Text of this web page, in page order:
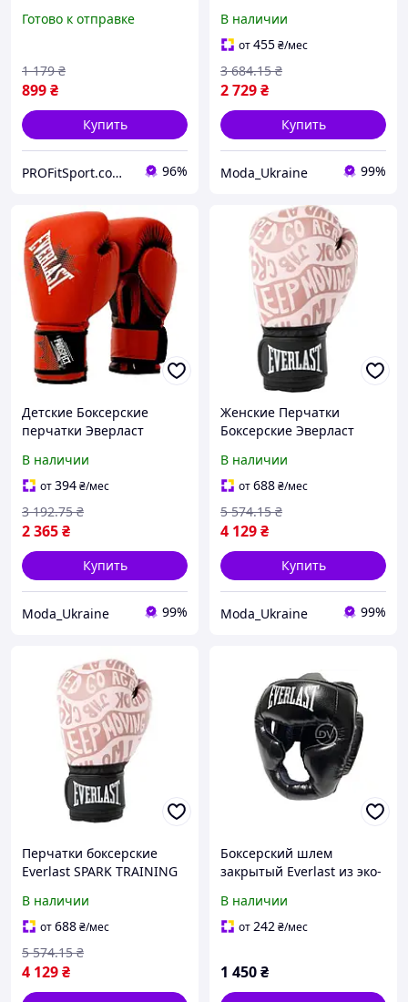
Готово к отправке
899₴
1 179 ₴
Купить
PROFitSport.com.ua - Интернет-магазин спортинвентаря 96%
PROSPECT 2 BOXING
GLOVE красный, золотой
Дит 8 унций P00002974
В наличии
от455₴/мес
2 729₴
3 684.15 ₴
Купить
Moda_Ukraine 99%
Детские Боксерские
перчатки Эверласт
PROSPECT GLOVES
красный, черный Дит 8
унций 820260-70-4
В наличии
от394₴/мес
2 365₴
3 192.75 ₴
Купить
Moda_Ukraine 99%
Женские Перчатки
Боксерские Эверласт
TRAINING GLOVE розовый
Жин 12 унций P00002799
В наличии
от688₴/мес
4 129₴
5 574.15 ₴
Купить
Moda_Ukraine 99%
Перчатки боксерские
Everlast SPARK TRAINING
унций P00002798
В наличии
от688₴/мес
4 129₴
5 574.15 ₴
Боксерский шлем
закрытый Everlast из эко-
В наличии
от242₴/мес
1 450₴